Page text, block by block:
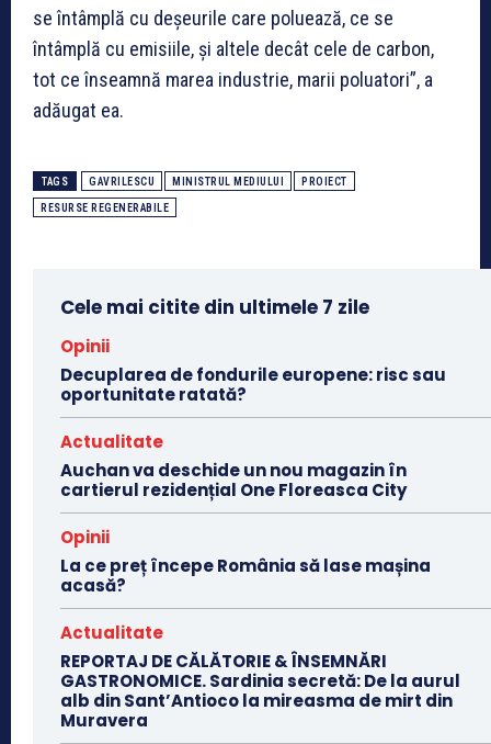
se întâmplă cu deșeurile care poluează, ce se
întâmplă cu emisiile, și altele decât cele de carbon,
tot ce înseamnă marea industrie, marii poluatori”, a
adăugat ea.
TAGS GAVRILESCU MINISTRUL MEDIULUI PROIECT
RESURSE REGENERABILE
Cele mai citite din ultimele 7 zile
Opinii
Decuplarea de fondurile europene: risc sau
oportunitate ratată?
Actualitate
Auchan va deschide un nou magazin în
cartierul rezidențial One Floreasca City
Opinii
La ce preț începe România să lase mașina
acasă?
Actualitate
REPORTAJ DE CĂLĂTORIE & ÎNSEMNĂRI
GASTRONOMICE. Sardinia secretă: De la aurul
alb din Sant’Antioco la mireasma de mirt din
Muravera